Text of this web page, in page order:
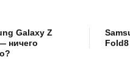
Galaxy Z
ничего